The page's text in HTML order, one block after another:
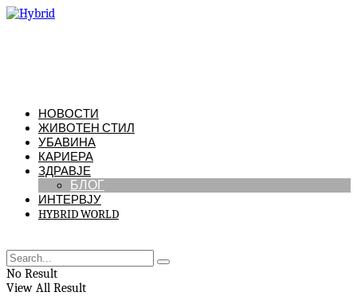
НОВОСТИ
ЖИВОТЕН СТИЛ
УБАВИНА
КАРИЕРА
ЗДРАВЈЕ
БЛОГ
ИНТЕРВЈУ
HYBRID WORLD
No Result
View All Result